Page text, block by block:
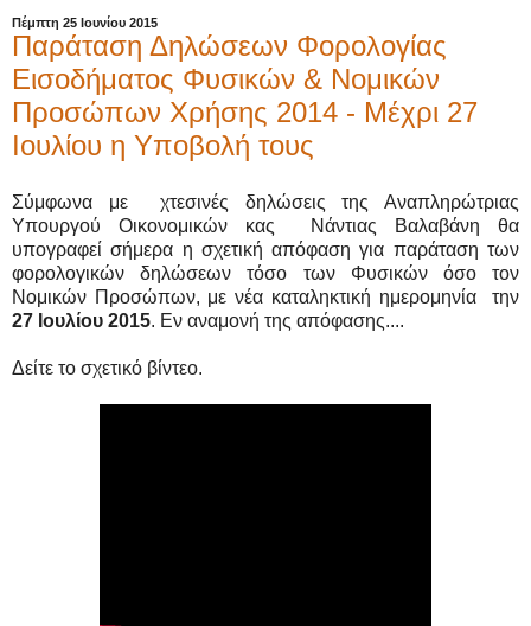
Πέμπτη 25 Ιουνίου 2015
Παράταση Δηλώσεων Φορολογίας
Εισοδήματος Φυσικών & Νομικών
Προσώπων Χρήσης 2014 - Μέχρι 27
Ιουλίου η Υποβολή τους
Σύμφωνα με χτεσινές δηλώσεις της Αναπληρώτριας
Υπουργού Οικονομικών κας Νάντιας Βαλαβάνη θα
υπογραφεί σήμερα η σχετική απόφαση για παράταση των
φορολογικών δηλώσεων τόσο των Φυσικών όσο τον
Νομικών Προσώπων, με νέα καταληκτική ημερομηνία την
27 Ιουλίου 2015. Εν αναμονή της απόφασης....
Δείτε το σχετικό βίντεο.